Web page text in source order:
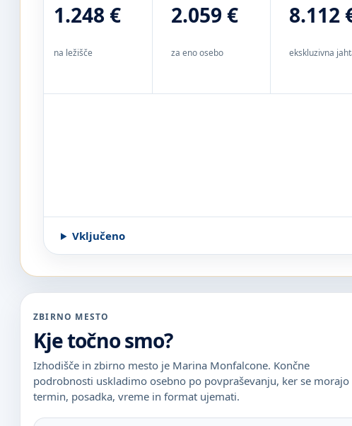
1.248 €
na ležišče
2.059 €
za eno osebo
8.112
ekskluzivna
Vključeno
ZBIRNO MESTO
Kje točno smo?
Izhodišče in zbirno mesto je Marina Monfalcone. Končne
podrobnosti uskladimo osebno po povpraševanju, ker se morajo
termin, posadka, vreme in format ujemati.